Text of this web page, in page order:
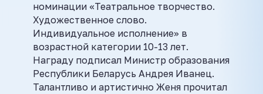
номинации «Театральное творчество.
Художественное слово.
Индивидуальное исполнение» в
возрастной категории 10-13 лет.
Награду подписал Министр образования
Республики Беларусь Андрея Иванец.
Талантливо и артистично Женя прочитал